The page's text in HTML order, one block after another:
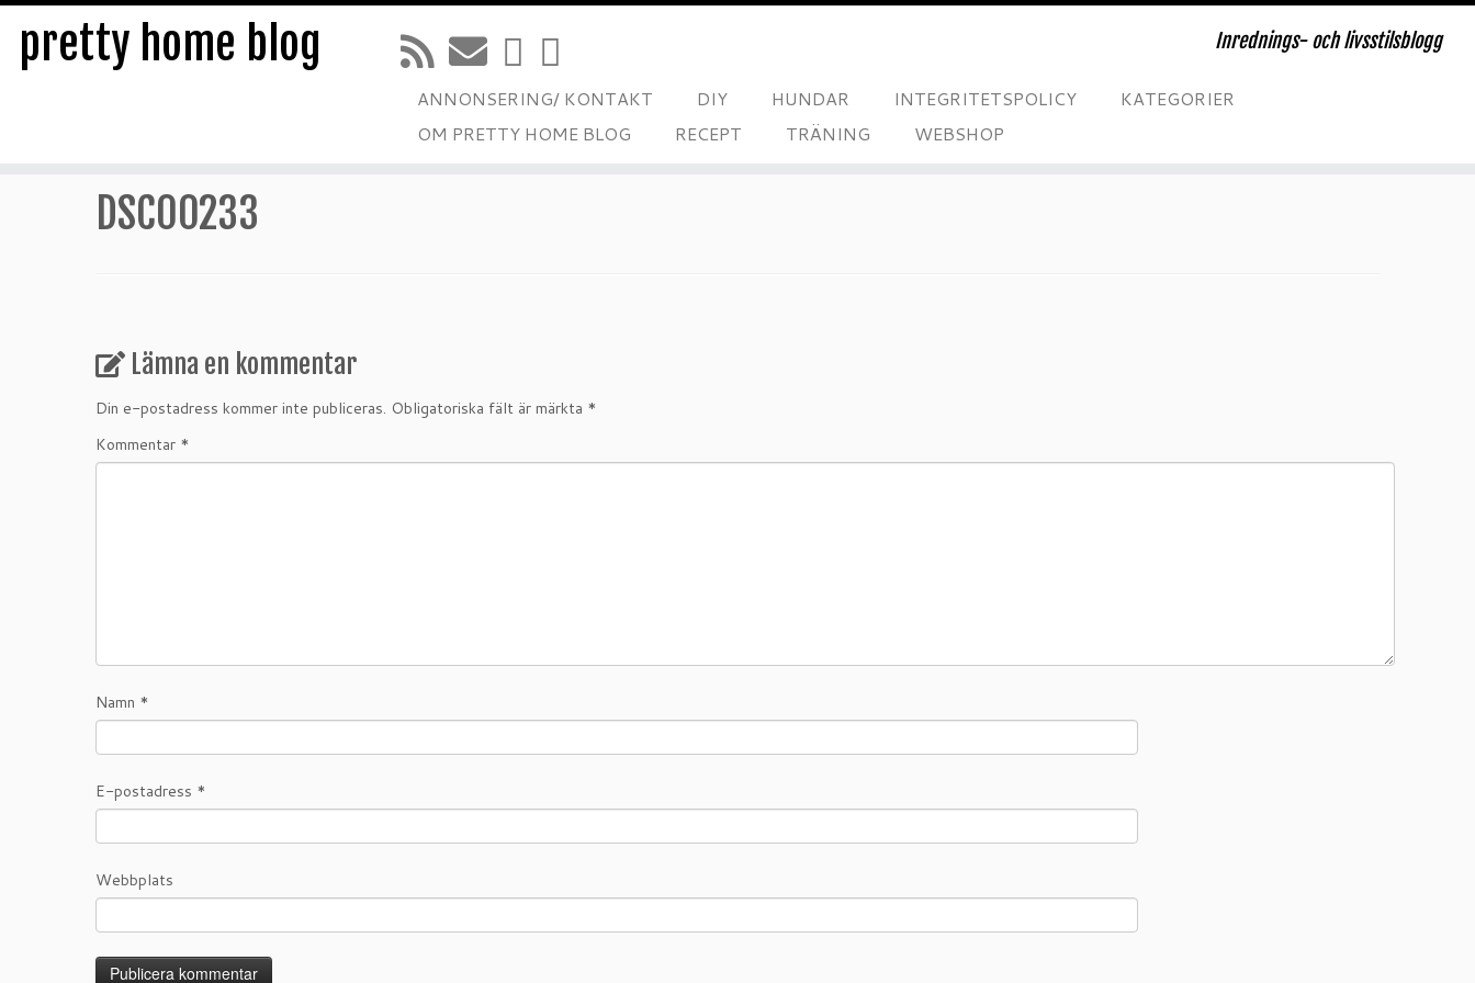
pretty home blog Inrednings- och livsstilsblogg
ANNONSERING/ KONTAKT DIY HUNDAR INTEGRITETSPOLICY
KATEGORIER
OM PRETTY HOME BLOG
RECEPT TRÄNING WEBSHOP
DSC00233
Lämna en kommentar
Din e-postadress kommer inte publiceras. Obligatoriska fält är märkta *
Kommentar *
Namn *
E-postadress *
Webbplats